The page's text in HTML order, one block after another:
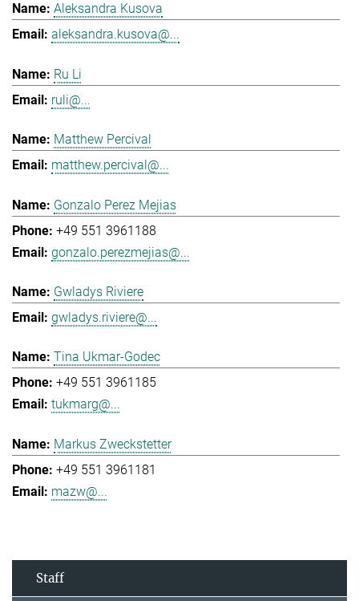
Aleksandra Kusova
aleksandra.kusova@...
Ru Li
ruli@...
Matthew Percival
matthew.percival@...
Gonzalo Perez Mejias
+49 551 3961188
gonzalo.perezmejias@...
Gwladys Riviere
gwladys.riviere@...
Tina Ukmar-Godec
+49 551 3961185
tukmarg@...
Markus Zweckstetter
+49 551 3961181
mazw@...
Staff